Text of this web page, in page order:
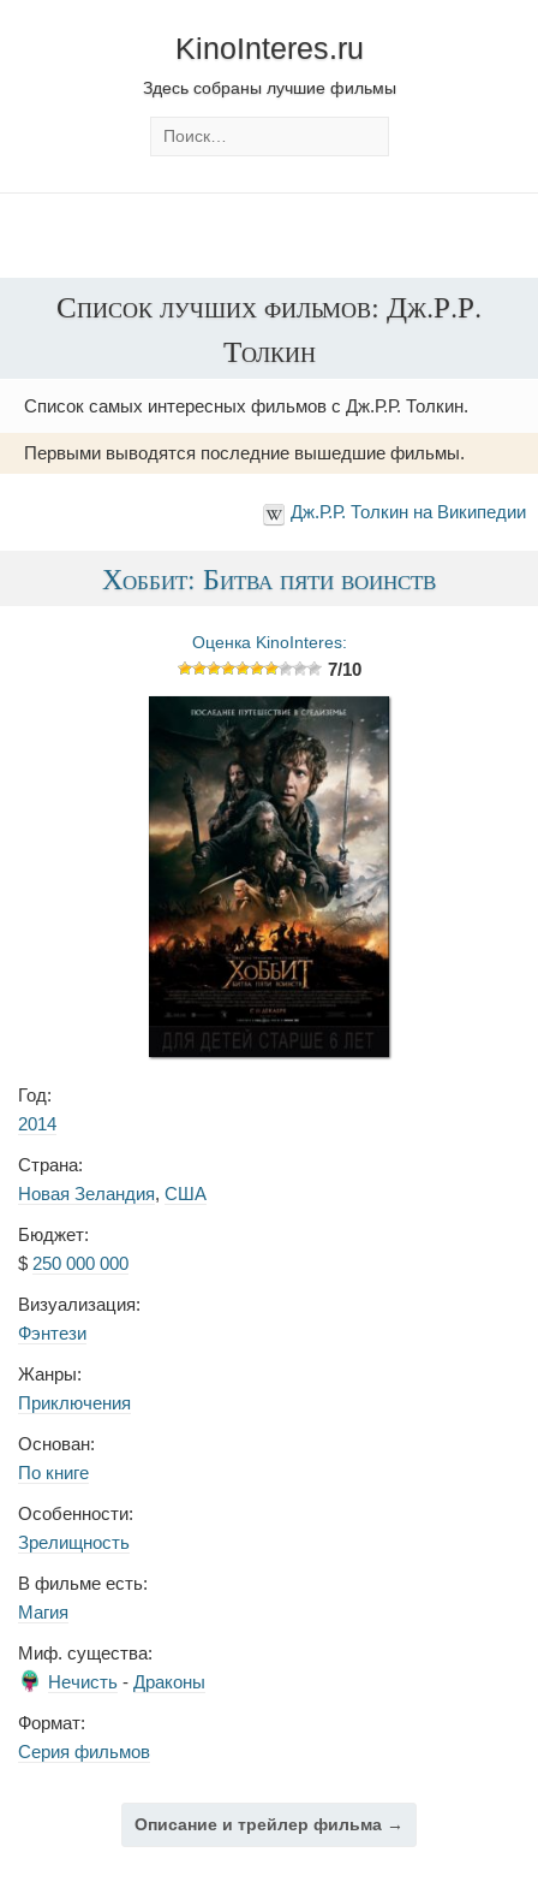
KinoInteres.ru
Здесь собраны лучшие фильмы
Список лучших фильмов: Дж.Р.Р.
Толкин
Список самых интересных фильмов с Дж.Р.Р. Толкин.
Первыми выводятся последние вышедшие фильмы.
Дж.Р.Р. Толкин на Википедии
Хоббит: Битва пяти воинств
Оценка KinoInteres:
7/10
Год:
2014
Страна:
Новая Зеландия, США
Бюджет:
$ 250 000 000
Визуализация:
Фэнтези
Жанры:
Приключения
Основан:
По книге
Особенности:
Зрелищность
В фильме есть:
Магия
Миф. существа:
Нечисть - Драконы
Формат:
Серия фильмов
Описание и трейлер фильма →